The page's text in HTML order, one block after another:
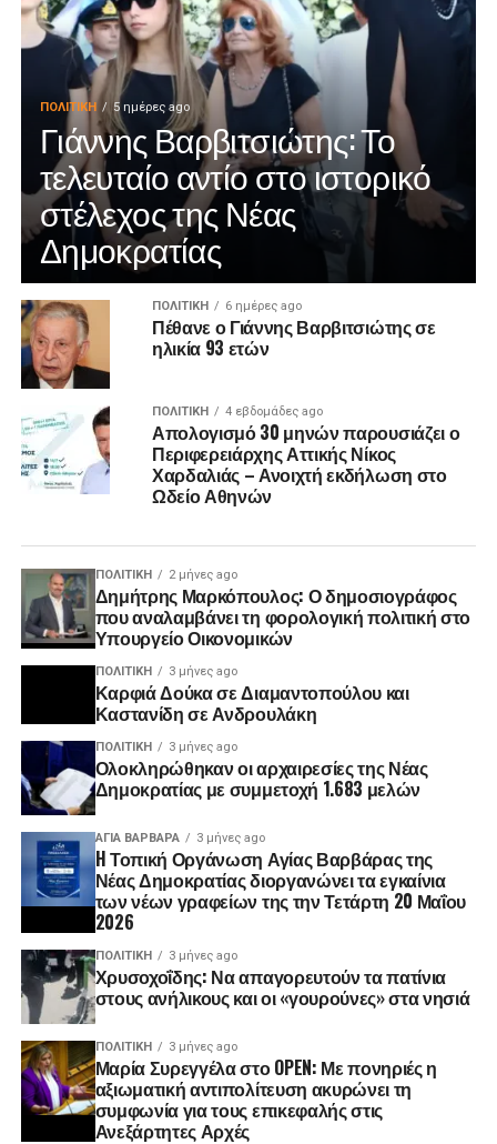
ΠΟΛΙΤΙΚΉ 5 ημέρες ago
Γιάννης Βαρβιτσιώτης: Το
τελευταίο αντίο στο ιστορικό
στέλεχος της Νέας
Δημοκρατίας
ΠΟΛΙΤΙΚΉ 6 ημέρες ago
Πέθανε ο Γιάννης Βαρβιτσιώτης σε
ηλικία 93 ετών
ΠΟΛΙΤΙΚΉ 4 εβδομάδες ago
Απολογισμό 30 μηνών παρουσιάζει ο
Περιφερειάρχης Αττικής Νίκος
Χαρδαλιάς – Ανοιχτή εκδήλωση στο
Ωδείο Αθηνών
ΠΟΛΙΤΙΚΉ 2 μήνες ago
Δημήτρης Μαρκόπουλος: Ο δημοσιογράφος
που αναλαμβάνει τη φορολογική πολιτική στο
Υπουργείο Οικονομικών
ΠΟΛΙΤΙΚΉ 3 μήνες ago
Καρφιά Δούκα σε Διαμαντοπούλου και
Καστανίδη σε Ανδρουλάκη
ΠΟΛΙΤΙΚΉ 3 μήνες ago
Ολοκληρώθηκαν οι αρχαιρεσίες της Νέας
Δημοκρατίας με συμμετοχή 1.683 μελών
ΑΓΙΑ ΒΑΡΒΑΡΑ 3 μήνες ago
H Τοπική Οργάνωση Αγίας Βαρβάρας της
Νέας Δημοκρατίας διοργανώνει τα εγκαίνια
των νέων γραφείων της την Τετάρτη 20 Μαΐου
2026
ΠΟΛΙΤΙΚΉ 3 μήνες ago
Χρυσοχοΐδης: Να απαγορευτούν τα πατίνια
στους ανήλικους και οι «γουρούνες» στα νησιά
ΠΟΛΙΤΙΚΉ 3 μήνες ago
Μαρία Συρεγγέλα στο OPEN: Με πονηριές η
αξιωματική αντιπολίτευση ακυρώνει τη
συμφωνία για τους επικεφαλής στις
Ανεξάρτητες Αρχές